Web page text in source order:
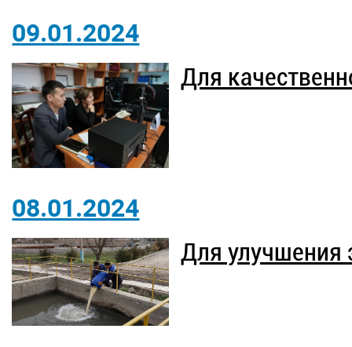
09.01.2024
Для
08.01.2024
Для улучшения